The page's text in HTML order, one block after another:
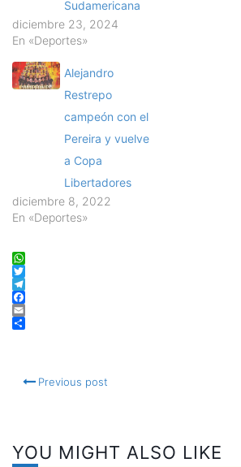
Sudamericana
diciembre 23, 2024
En «Deportes»
Alejandro
Restrepo
campeón con el
Pereira y vuelve
a Copa
Libertadores
diciembre 8, 2022
En «Deportes»
WhatsApp
Twitter
Telegram
Facebook
Email
Previous post
YOU MIGHT ALSO LIKE